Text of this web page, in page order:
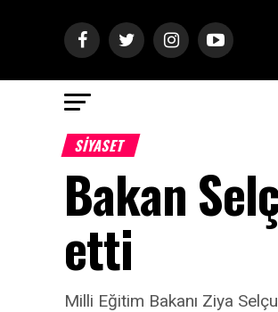
SİYASET
Bakan
etti
Milli Eğitim Bakanı Ziya